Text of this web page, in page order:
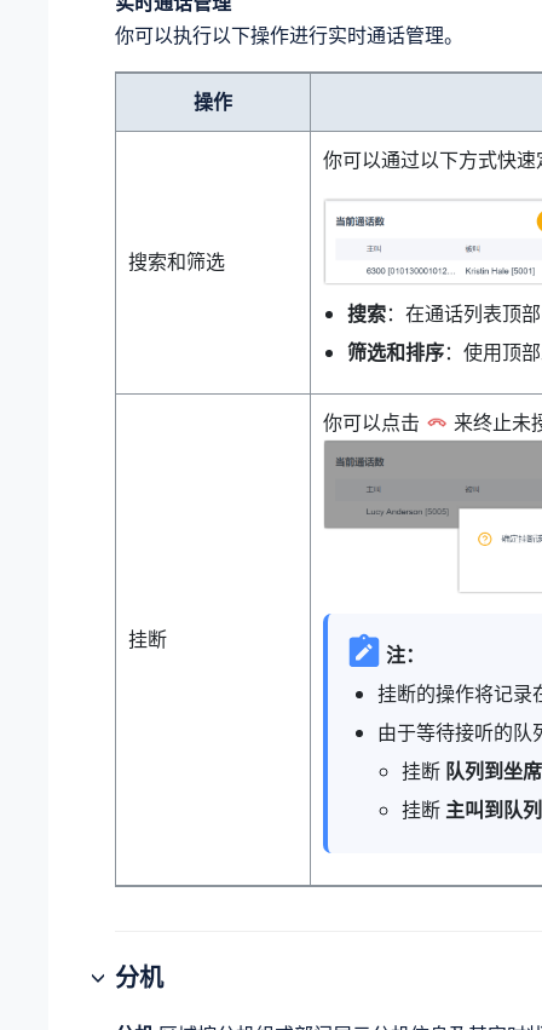
你可以执行以下操作进行实时通话管理。
操作
搜索和筛选
你可以通过以下方式快
搜索：在通话列表顶
筛选和排序：使用顶
挂断
你可以点击 来终止未
注：
挂断的操作将记录
由于等待接听的队
挂断 队列到坐席
挂断 主叫到队列
分机